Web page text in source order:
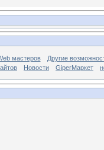
мастеров
Другие
Новости GiperМаркет